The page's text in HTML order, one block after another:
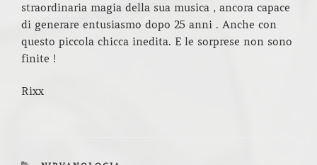
straordinaria magia della sua musica , ancora capace
di generare entusiasmo dopo 25 anni . Anche con
questo piccola chicca inedita. E le sorprese non sono
finite !
Rixx